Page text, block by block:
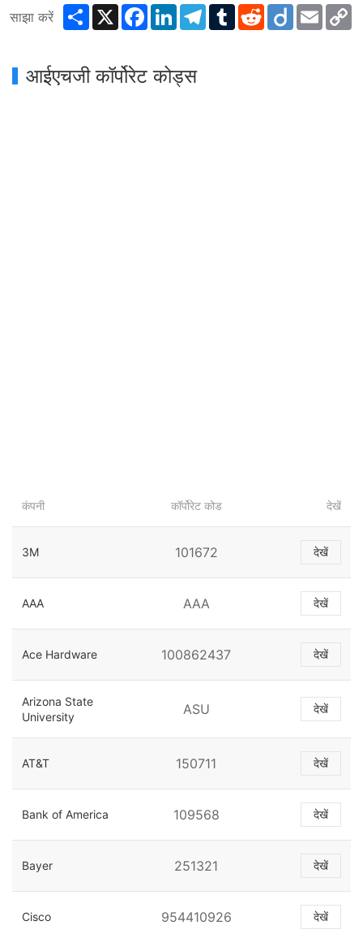
साझा करें ShareX Facebook
LinkedInTelegram
TumblrRedditDiigo Email
आईएचजी कॉर्पोरेट कोड्स
कंपनी कॉर्पोरेट कोड देखें
3M 101672 देखें
AAA AAA देखें
Ace Hardware 100862437 देखें
Arizona State
University
ASU देखें
AT&T 150711 देखें
Bank of America 109568 देखें
Bayer 251321 देखें
Cisco 954410926 देखें